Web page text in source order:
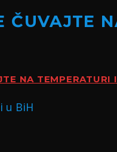
ČUVAJTE
NA TEMPERATURI